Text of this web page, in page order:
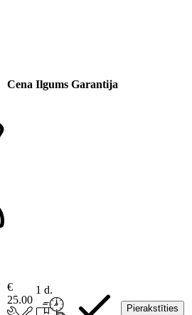
Cena Ilgums Garantija
€
25.00
1 d.
Pierakstīties